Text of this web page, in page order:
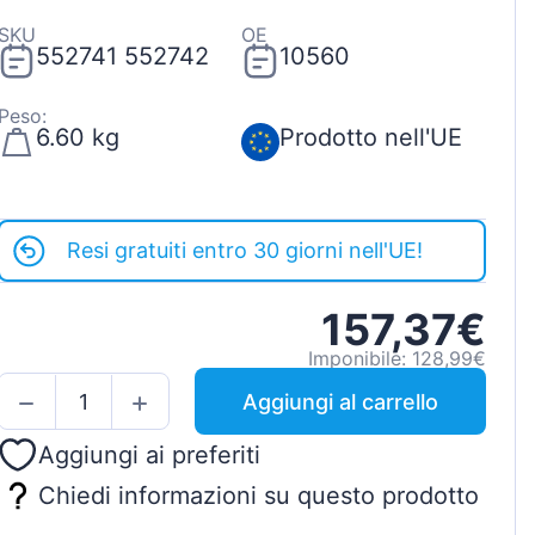
552741 552742
OE
10560
6.60 kg Prodotto nell'UE
Resi gratuiti entro 30 giorni nell'UE!
157,37€
Imponibile: 128,99€
Aggiungi al carrello
Aggiungi ai preferiti
Chiedi informazioni su questo prodotto